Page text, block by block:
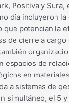
Positiva y
día incluyeron
potencian la
de cierre a
de
en
a sistemas de
el 5